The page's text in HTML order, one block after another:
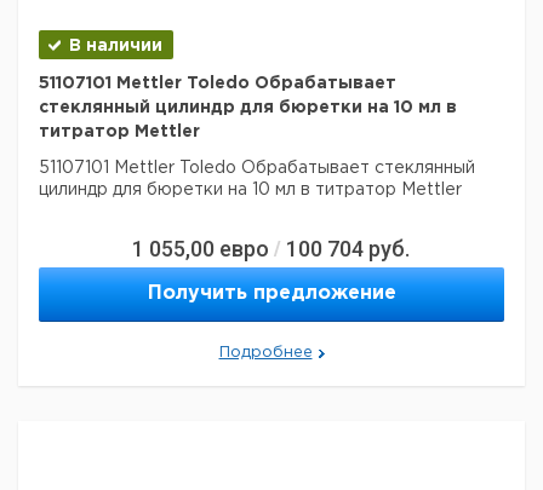
В наличии
51107101 Mettler Toledo Обрабатывает
стеклянный цилиндр для бюретки на 10 мл в
титратор Mettler
51107101 Mettler Toledo Обрабатывает стеклянный
цилиндр для бюретки на 10 мл в титратор Mettler
1 055,00 евро / 100 704 руб.
Получить предложение
Подробнее